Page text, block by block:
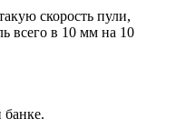
скорость пули,
всего в 10 мм на 10
банке.